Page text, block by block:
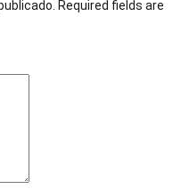
Required fields are